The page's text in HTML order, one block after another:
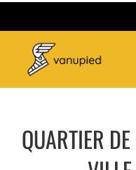
QUARTIER